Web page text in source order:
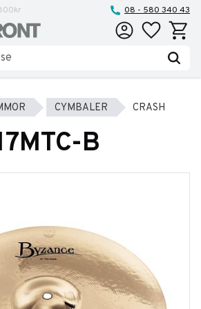
08 - 580 340 43
Favoriter
CYMBALER CRASH
B